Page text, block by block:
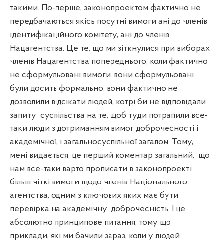
такими. По-перше, законопроектом фактично не
передбачаються якісь посутні вимоги ані до членів
ідентифікаційного комітету, ані до членів
Нацагентства. Це те, що ми зіткнулися при виборах
членів Нацагентства попереднього, коли фактично
не сформульовані вимоги, вони сформульовані
були досить формально, вони фактично не
дозволили відсікати людей, котрі би не відповідали
запиту суспільства на те, щоб туди потрапили все-
таки люди з дотриманням вимог доброчесності і
академічної, і загальносуспільної загалом. Тому,
мені видається, це перший коментар загальний, що
нам все-таки варто прописати в законопроекті
більш чіткі вимоги щодо членів Національного
агентства, одним з ключових яких має бути
перевірка на академічну доброчесність. І це
абсолютно принципове питання, тому що
приклади, які ми бачили зараз, коли у людей